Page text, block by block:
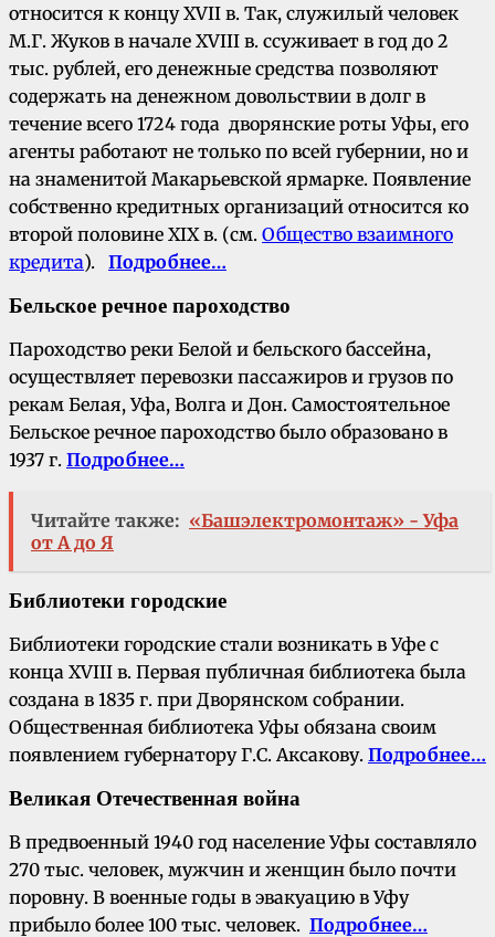
относится к концу XVII в. Так, служилый человек
М.Г. Жуков в начале XVIII в. ссуживает в год до 2
тыс. рублей, его денежные средства позволяют
содержать на денежном довольствии в долг в
течение всего 1724 года дворянские роты Уфы, его
агенты работают не только по всей губернии, но и
на знаменитой Макарьевской ярмарке. Появление
собственно кредитных организаций относится ко
второй половине XIX в. (см. Общество взаимного
кредита). Подробнее…
Бельское речное пароходство
Пароходство реки Белой и бельского бассейна,
осуществляет перевозки пассажиров и грузов по
рекам Белая, Уфа, Волга и Дон. Самостоятельное
Бельское речное пароходство было образовано в
1937 г. Подробнее…
Читайте также: «Башэлектромонтаж» - Уфа
от А до Я
Библиотеки городские
Библиотеки городские стали возникать в Уфе с
конца XVIII в. Первая публичная библиотека была
создана в 1835 г. при Дворянском собрании.
Общественная библиотека Уфы обязана своим
появлением губернатору Г.С. Аксакову. Подробнее…
Великая Отечественная война
В предвоенный 1940 год население Уфы составляло
270 тыс. человек, мужчин и женщин было почти
поровну. В военные годы в эвакуацию в Уфу
прибыло более 100 тыс. человек. Подробнее…